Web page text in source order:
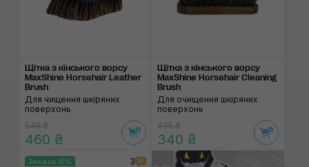
Щітка з кінського ворсу
MaxShine Horsehair Leather
Brush
Для чищення шкіряних
поверхонь
540 ₴
460 ₴
Щітка з кінського ворсу
MaxShine Horsehair Cleaning
Brush
Для очищення шкіряних
поверхонь
405 ₴
340 ₴
Знижка 15% 3